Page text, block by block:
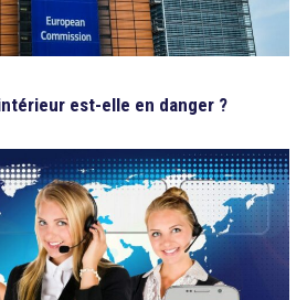
est-elle en danger ?